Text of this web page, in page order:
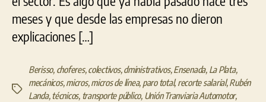
meses y que desde las empresas no dieron
explicaciones […]
Etiquetas
Berisso, choferes,colectivos,dministrativos,Ensenada, La Plata,
mecánicos,micros,micros de línea, paro total,recorte salarial,Rubén
Landa,técnicos, transporte público, Unión Tranviaria Automotor,